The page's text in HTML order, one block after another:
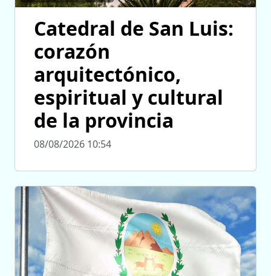
Catedral de San Luis:
corazón
arquitectónico,
espiritual y cultural
de la provincia
08/08/2026 10:54